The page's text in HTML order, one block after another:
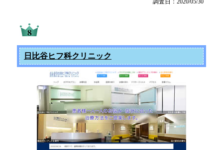
日比谷ヒフ科クリニック